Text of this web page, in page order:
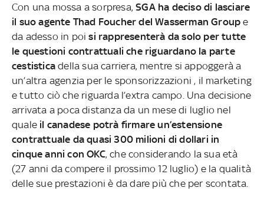
Con una mossa a sorpresa,SGA ha deciso di lasciare
il suo agente Thad Foucher del Wasserman Group e
da adesso in poisi rappresenterà da solo per tutte
le questioni contrattuali che riguardano la parte
cestistica della sua carriera, mentre si appoggerà a
un’altra agenzia per le sponsorizzazioni , il marketing
e tutto ciò che riguarda l’extra campo. Una decisione
arrivata a poca distanza da un mese di luglio nel
quale il canadese potrà firmare un’estensione
contrattuale da quasi 300 milioni di dollari in
cinque anni con OKC, che considerando la sua età
(27 anni da compere il prossimo 12 luglio) e la qualità
delle sue prestazioni è da dare più che per scontata.